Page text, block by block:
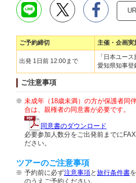
ご予約締切 主催・企画実
出発 1日前 12:00まで
「日本ユース
愛知県知事
ご注意事項
未成年（18歳未満）の方が保護者同
合は、親権者の同意書が必要です。
同意書のダウンロード
必要参加人数分をご出発前までに
ださい。
ツアーのご注意事項
予約前に必ず注意事項と旅行条件書
のうえご予約ください。